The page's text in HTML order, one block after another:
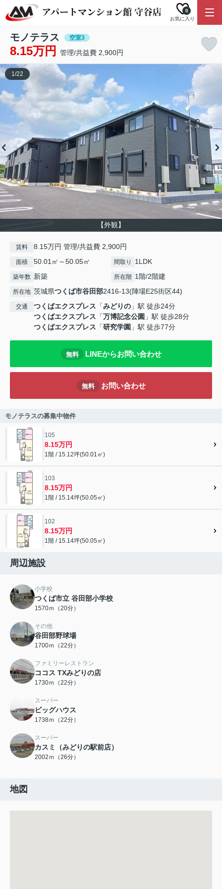
お気に入り
0
モノテラス 空室3
8.15万円 管理/共益費 2,900円
【外観】
1/22
賃料 8.15万円 管理/共益費 2,900円
面積 50.01㎡～50.05㎡ 間取り 1LDK
築年数 新築 所在階 1階/2階建
所在地 茨城県つくば市谷田部2416-13(陣場E25街区44)
交通 つくばエクスプレス 「みどりの 」駅 徒歩24分
つくばエクスプレス 「万博記念公園 」駅 徒歩28分
つくばエクスプレス 「研究学園 」駅 徒歩77分
無料 LINEからお問い合わせ
無料 お問い合わせ
モノテラスの募集中物件
105
8.15万円
1階 / 15.12坪(50.01㎡)
103
8.15万円
1階 / 15.14坪(50.05㎡)
102
8.15万円
1階 / 15.14坪(50.05㎡)
周辺施設
小学校
つくば市立 谷田部小学校
1570ｍ（20分）
その他
谷田部野球場
1700ｍ（22分）
ファミリーレストラン
ココス TXみどりの店
1730ｍ（22分）
スーパー
ビッグハウス
1738ｍ（22分）
スーパー
カスミ（みどりの駅前店）
2002ｍ（26分）
地図